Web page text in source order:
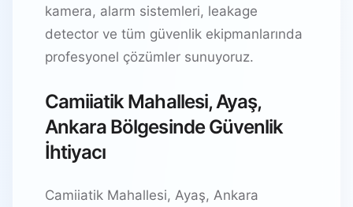
kamera, alarm sistemleri, leakage
detector ve tüm güvenlik ekipmanlarında
profesyonel çözümler sunuyoruz.
Camiiatik Mahallesi, Ayaş,
Ankara Bölgesinde Güvenlik
İhtiyacı
Camiiatik Mahallesi, Ayaş, Ankara